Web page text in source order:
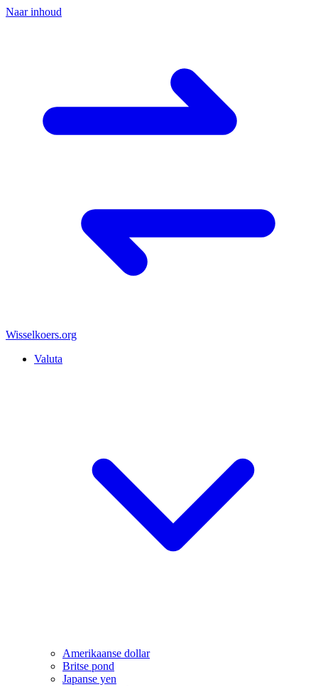
Naar inhoud
Wisselkoers.org
Valuta
Amerikaanse dollar
Britse pond
Japanse yen